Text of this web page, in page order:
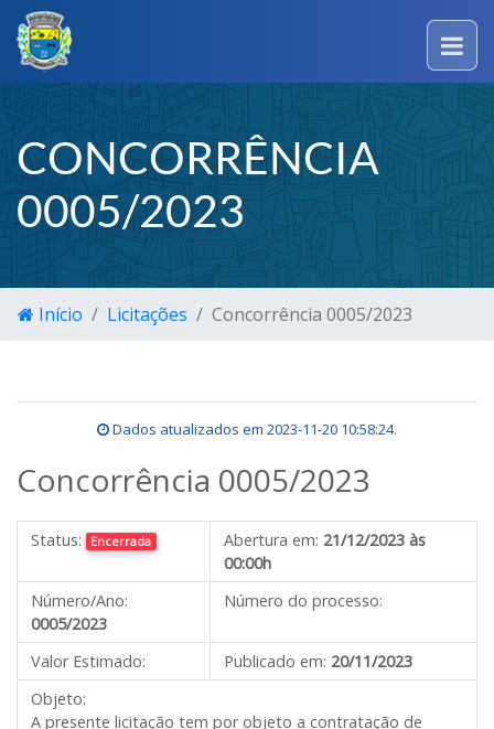
CONCORRÊNCIA
0005/2023
Início Licitações Concorrência 0005/2023
Dados atualizados em 2023-11-20 10:58:24.
Concorrência 0005/2023
Status: Encerrada Abertura em: 21/12/2023 às
00:00h
Número/Ano:
0005/2023
Número do processo:
Valor Estimado: Publicado em: 20/11/2023
Objeto:
A presente licitação tem por objeto a contratação de